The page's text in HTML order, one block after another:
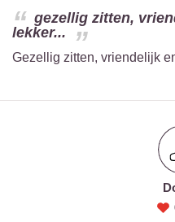
gezellig zitten,
lekker...
Gezellig zitten, vriendelijk